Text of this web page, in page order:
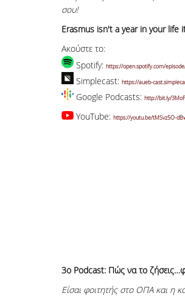
σου!
Erasmus isn't a year in your life
Ακούστε το:
Spotify: https://open.spotify.com/
Simplecast: https://aueb-
Google Podcasts: http://bit.ly/
YouTube: https://youtu.be/tMSvz5O-
3o Podcast: Πώς να το
Είσαι φοιτητής στο ΟΠΑ και η